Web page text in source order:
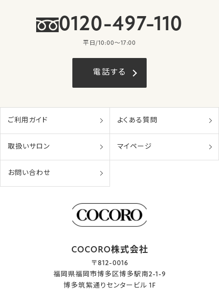
0120-497-110
平日/10:00〜17:00
電話する
ご利用ガイド よくある質問
取扱いサロン マイページ
お問い合わせ
COCORO株式会社
〒812-0016
福岡県福岡市博多区博多駅南2-1-9
博多筑紫通りセンタービル 1F